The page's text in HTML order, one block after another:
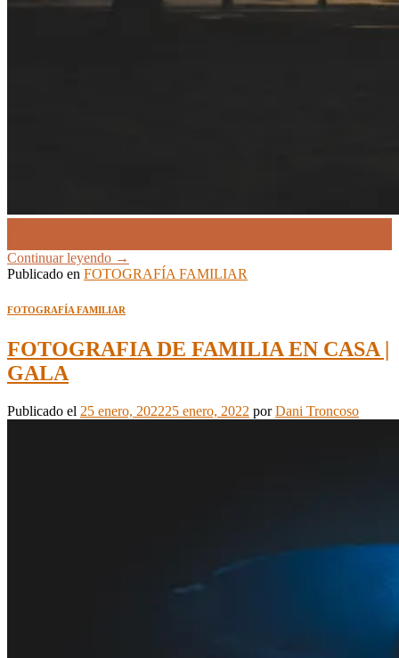
Continuar leyendo →
Publicado en FOTOGRAFÍA FAMILIAR
FOTOGRAFÍA FAMILIAR
FOTOGRAFIA DE FAMILIA EN CASA |
GALA
Publicado el 25 enero, 202225 enero, 2022 porDani Troncoso